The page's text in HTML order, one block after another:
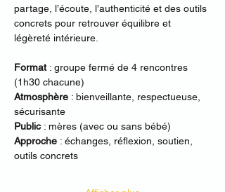
partage, l’écoute, l’authenticité et des outils
concrets pour retrouver équilibre et
légèreté intérieure.
Format : groupe fermé de 4 rencontres
(1h30 chacune)
Atmosphère : bienveillante, respectueuse,
sécurisante
Public : mères (avec ou sans bébé)
Approche : échanges, réflexion, soutien,
outils concrets